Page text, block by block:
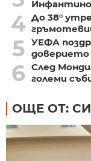
Инфантино
4 До 38°
5 УЕФА
6 След
големи
ОЩЕ ОТ: